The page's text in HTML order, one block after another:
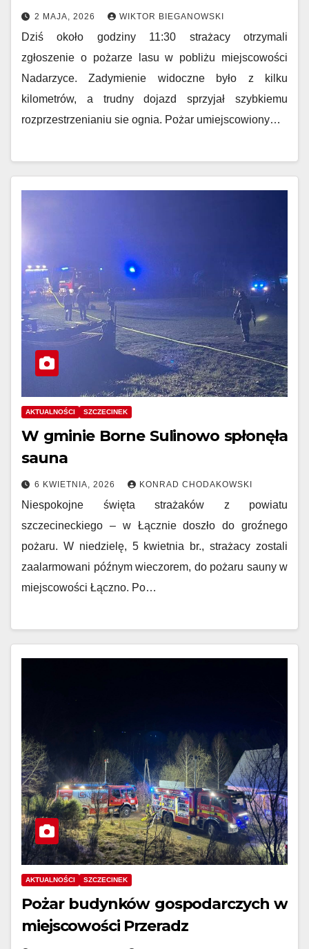
2 MAJA, 2026 WIKTOR BIEGANOWSKI
Dziś około godziny 11:30 strażacy otrzymali
zgłoszenie o pożarze lasu w pobliżu miejscowości
Nadarzyce. Zadymienie widoczne było z kilku
kilometrów, a trudny dojazd sprzyjał szybkiemu
rozprzestrzenianiu sie ognia. Pożar umiejscowiony…
AKTUALNOŚCI SZCZECINEK
W gminie Borne Sulinowo spłonęła
sauna
6 KWIETNIA, 2026 KONRAD CHODAKOWSKI
Niespokojne święta strażaków z powiatu
szczecineckiego – w Łącznie doszło do groźnego
pożaru. W niedzielę, 5 kwietnia br., strażacy zostali
zaalarmowani późnym wieczorem, do pożaru sauny w
miejscowości Łączno. Po…
AKTUALNOŚCI SZCZECINEK
Pożar budynków gospodarczych w
miejscowości Przeradz